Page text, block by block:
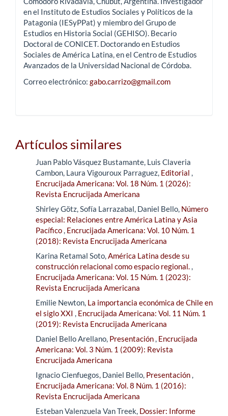
en el Instituto de Estudios Sociales y Políticos de la
Patagonia (IESyPPat) y miembro del Grupo de
Estudios en Historia Social (GEHISO). Becario
Doctoral de CONICET. Doctorando en Estudios
Sociales de América Latina, en el Centro de Estudios
Avanzados de la Universidad Nacional de Córdoba.
Correo electrónico: gabo.carrizo@gmail.com
Artículos similares
Juan Pablo Vásquez Bustamante, Luis Claveria
Cambon, Laura Vigouroux Parraguez, Editorial ,
Encrucijada Americana: Vol. 18 Núm. 1 (2026):
Revista Encrucijada Americana
Shirley Götz, Sofía Larrazabal, Daniel Bello, Número
especial: Relaciones entre América Latina y Asia
Pacífico, Encrucijada Americana: Vol. 10 Núm. 1
(2018): Revista Encrucijada Americana
Karina Retamal Soto,América Latina desde su
construcción relacional como espacio regional.,
Encrucijada Americana: Vol. 15 Núm. 1 (2023):
Revista Encrucijada Americana
Emilie Newton, La importancia económica de Chile en
el siglo XXI , Encrucijada Americana: Vol. 11 Núm. 1
(2019): Revista Encrucijada Americana
Daniel Bello Arellano, Presentación, Encrucijada
Americana: Vol. 3 Núm. 1 (2009): Revista
Encrucijada Americana
Ignacio Cienfuegos, Daniel Bello, Presentación,
Encrucijada Americana: Vol. 8 Núm. 1 (2016):
Revista Encrucijada Americana
Esteban Valenzuela Van Treek, Dossier: Informe